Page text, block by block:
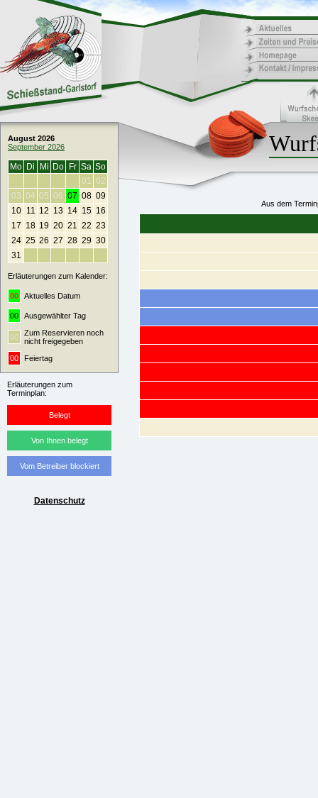
August 2026
September 2026
Mo Di Mi Do Fr Sa So
01 02
03 04 05 06 07 08 09
10
11 12 13 14 15 16
17 18 19 20 21 22 23
24 25 26 27 28 29 30
31
Erläuterungen zum Kalender:
00 Aktuelles Datum
00 Ausgewählter Tag
00
Zum Reservieren noch
nicht freigegeben
00
Feiertag
Erläuterungen zum
Terminplan:
Belegt
Von Ihnen belegt
Vom Betreiber blockiert
Datenschutz
Aus dem